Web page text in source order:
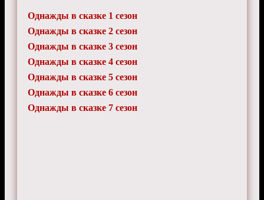
Однажды в сказке 1 сезон
Однажды в сказке 2 сезон
Однажды в сказке 3 сезон
Однажды в сказке 4 сезон
Однажды в сказке 5 сезон
Однажды в сказке 6 сезон
Однажды в сказке 7 сезон